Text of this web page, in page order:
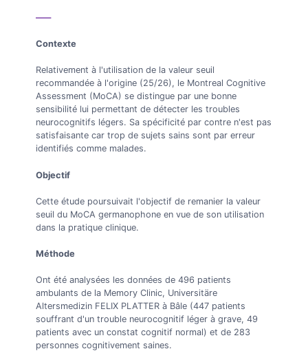
—
Contexte
Relativement à l'utilisation de la valeur seuil
recommandée à l'origine (25/26), le Montreal Cognitive
Assessment (MoCA) se distingue par une bonne
sensibilité lui permettant de détecter les troubles
neurocognitifs légers. Sa spécificité par contre n'est pas
satisfaisante car trop de sujets sains sont par erreur
identifiés comme malades.
Objectif
Cette étude poursuivait l'objectif de remanier la valeur
seuil du MoCA germanophone en vue de son utilisation
dans la pratique clinique.
Méthode
Ont été analysées les données de 496 patients
ambulants de la Memory Clinic, Universitäre
Altersmedizin FELIX PLATTER à Bâle (447 patients
souffrant d'un trouble neurocognitif léger à grave, 49
patients avec un constat cognitif normal) et de 283
personnes cognitivement saines.